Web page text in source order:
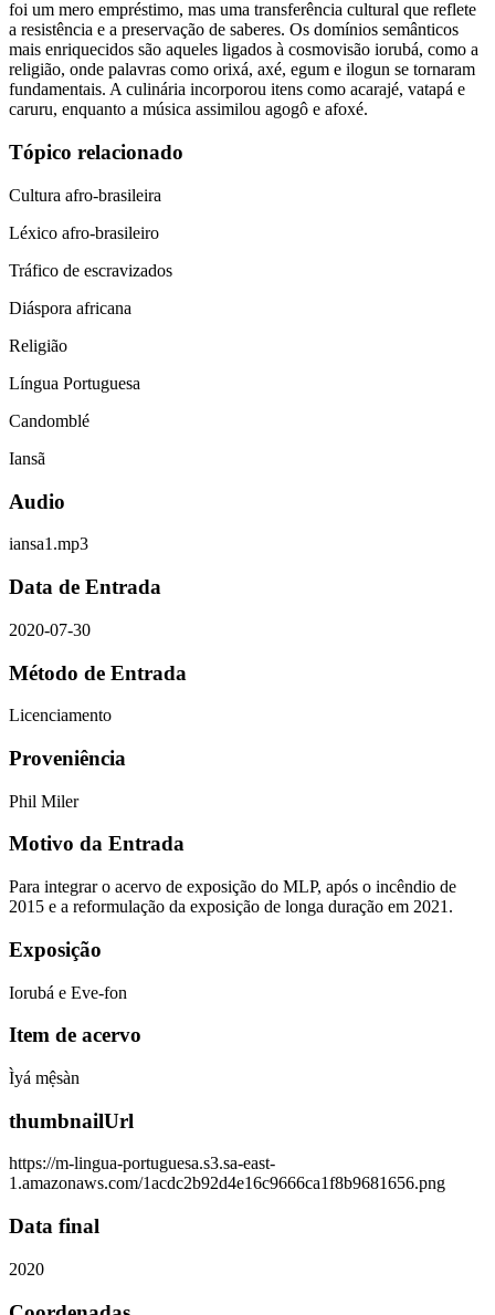
foi um mero empréstimo, mas uma transferência cultural que reflete
a resistência e a preservação de saberes. Os domínios semânticos
mais enriquecidos são aqueles ligados à cosmovisão iorubá, como a
religião, onde palavras como orixá, axé, egum e ilogun se tornaram
fundamentais. A culinária incorporou itens como acarajé, vatapá e
caruru, enquanto a música assimilou agogô e afoxé.
Tópico relacionado
Cultura afro-brasileira
Léxico afro-brasileiro
Tráfico de escravizados
Diáspora africana
Religião
Língua Portuguesa
Candomblé
Iansã
Audio
iansa1.mp3
Data de Entrada
2020-07-30
Método de Entrada
Licenciamento
Proveniência
Phil Miler
Motivo da Entrada
Para integrar o acervo de exposição do MLP, após o incêndio de
2015 e a reformulação da exposição de longa duração em 2021.
Exposição
Iorubá e Eve-fon
Item de acervo
Ìyá mệsàn
thumbnailUrl
https://m-lingua-portuguesa.s3.sa-east-
1.amazonaws.com/1acdc2b92d4e16c9666ca1f8b9681656.png
Data final
2020